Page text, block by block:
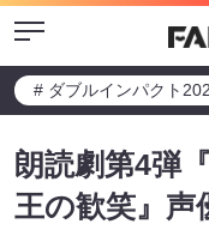
Menu
# ダブルインパクト
朗読劇第4弾
王の歓笑』声